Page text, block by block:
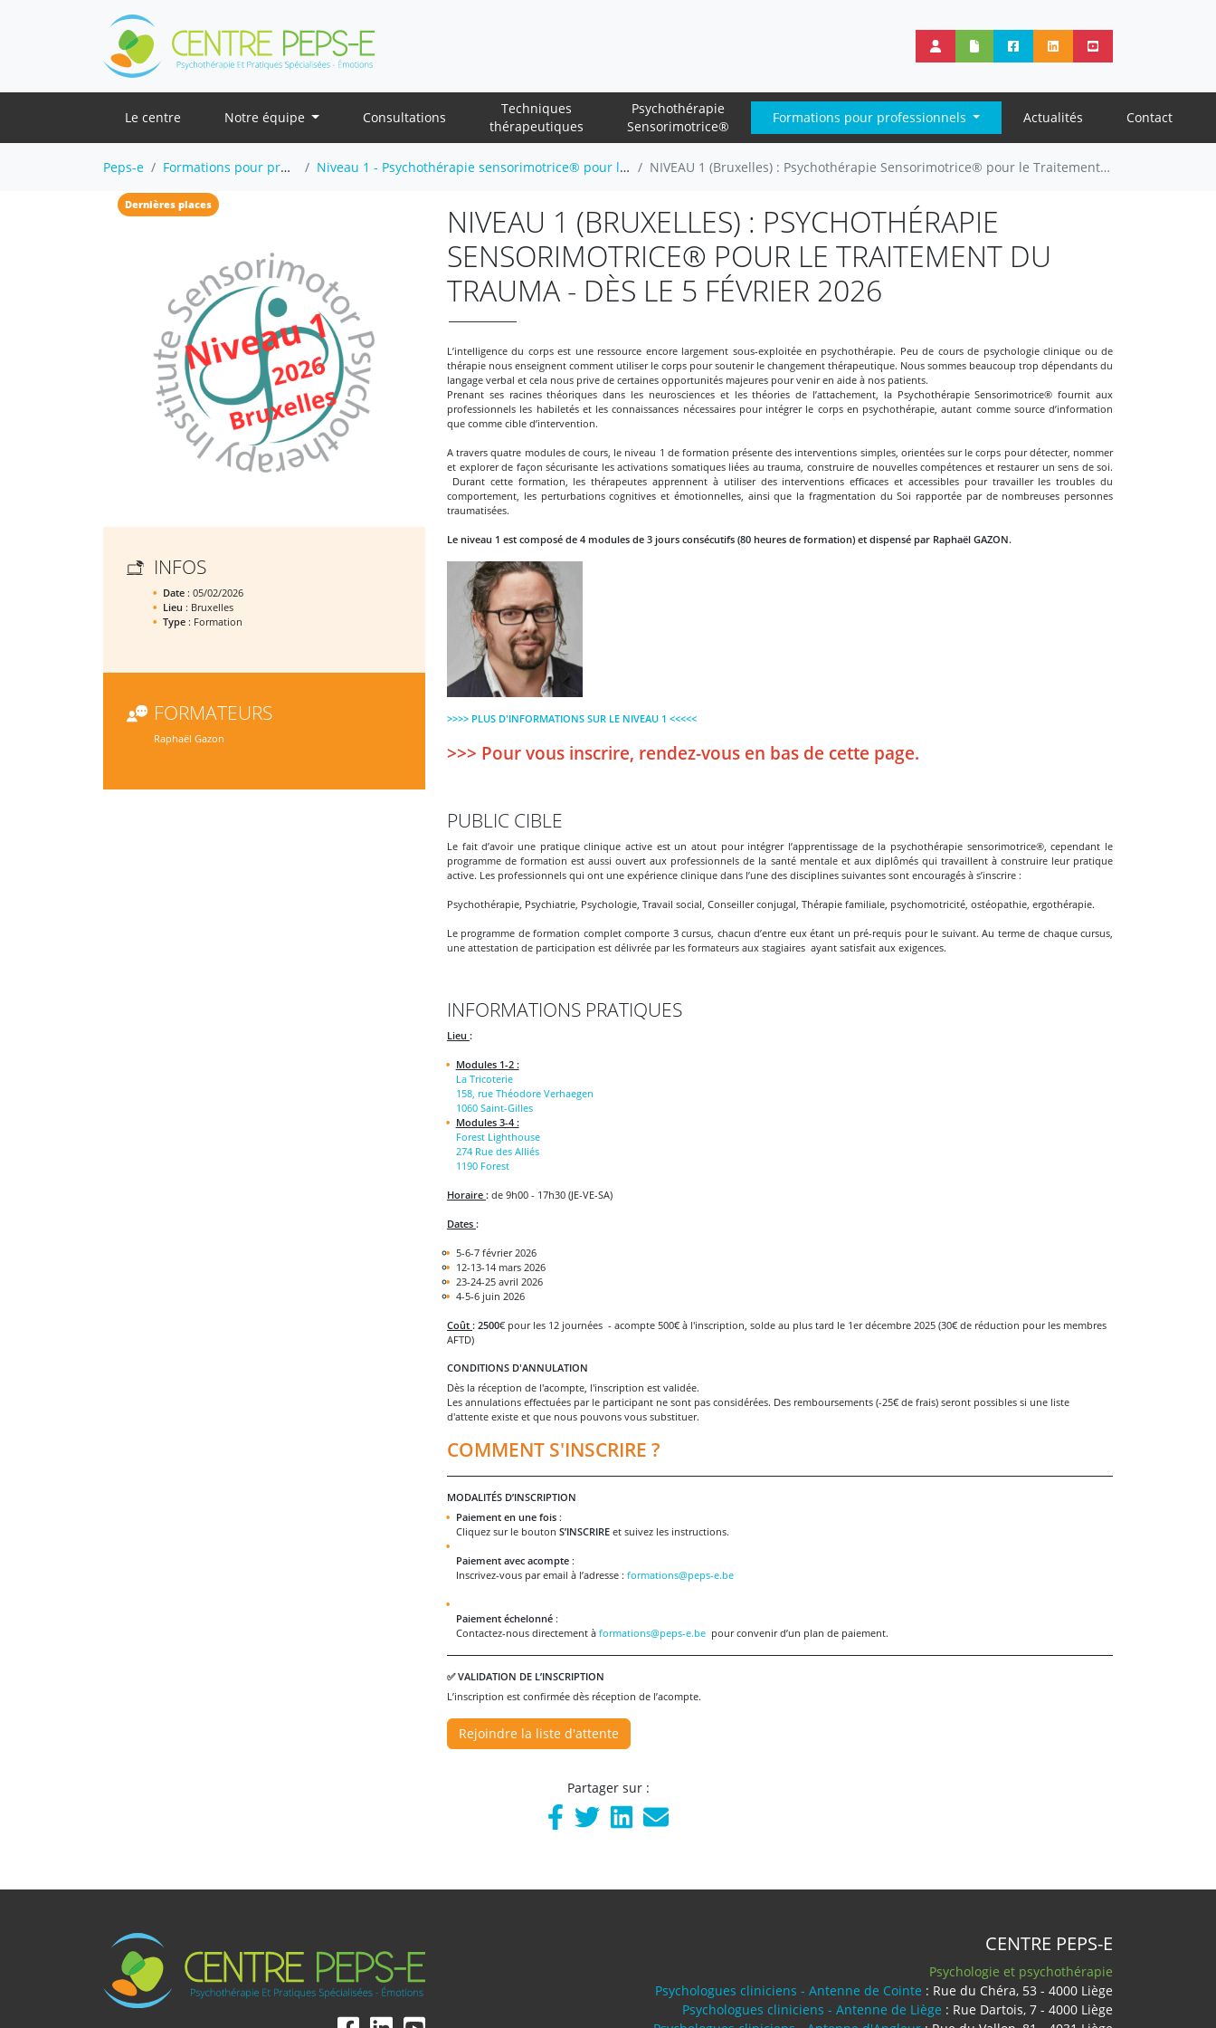
Le centre Notre équipe Consultations
Techniques
thérapeutiques
Psychothérapie
Sensorimotrice®
Formations pour professionnels Actualités Contact
Peps-e Formations pour professionnels Niveau 1 - Psychothérapie sensorimotrice® pour le traitement du trauma NIVEAU 1 (Bruxelles) : Psychothérapie Sensorimotrice® pour le Traitement du Trauma - dès le 5 février 2026
Dernières places
INFOS
Date: 05/02/2026
Lieu : Bruxelles
Type: Formation
FORMATEURS
Raphaël Gazon
NIVEAU 1 (BRUXELLES) : PSYCHOTHÉRAPIE
SENSORIMOTRICE® POUR LE TRAITEMENT DU
TRAUMA - DÈS LE 5 FÉVRIER 2026
L’intelligence du corps est une ressource encore largement sous-exploitée en psychothérapie. Peu de cours de psychologie clinique ou de
thérapie nous enseignent comment utiliser le corps pour soutenir le changement thérapeutique. Nous sommes beaucoup trop dépendants du
langage verbal et cela nous prive de certaines opportunités majeures pour venir en aide à nos patients.
Prenant ses racines théoriques dans les neurosciences et les théories de l’attachement, la Psychothérapie Sensorimotrice® fournit aux
professionnels les habiletés et les connaissances nécessaires pour intégrer le corps en psychothérapie, autant comme source d’information
que comme cible d’intervention.
A travers quatre modules de cours, le niveau 1 de formation présente des interventions simples, orientées sur le corps pour détecter, nommer
et explorer de façon sécurisante les activations somatiques liées au trauma, construire de nouvelles compétences et restaurer un sens de soi.
Durant cette formation, les thérapeutes apprennent à utiliser des interventions efficaces et accessibles pour travailler les troubles du
comportement, les perturbations cognitives et émotionnelles, ainsi que la fragmentation du Soi rapportée par de nombreuses personnes
traumatisées.
Le niveau 1 est composé de 4 modules de 3 jours consécutifs (80 heures de formation) et dispensé par Raphaël GAZON.
>>>> PLUS D'INFORMATIONS SUR LE NIVEAU 1 <<<<<
>>> Pour vous inscrire, rendez-vous en bas de cette page.
PUBLIC CIBLE
Le fait d’avoir une pratique clinique active est un atout pour intégrer l’apprentissage de la psychothérapie sensorimotrice®, cependant le
programme de formation est aussi ouvert aux professionnels de la santé mentale et aux diplômés qui travaillent à construire leur pratique
active. Les professionnels qui ont une expérience clinique dans l’une des disciplines suivantes sont encouragés à s’inscrire :
Psychothérapie, Psychiatrie, Psychologie, Travail social, Conseiller conjugal, Thérapie familiale, psychomotricité, ostéopathie, ergothérapie.
Le programme de formation complet comporte 3 cursus, chacun d’entre eux étant un pré-requis pour le suivant. Au terme de chaque cursus,
une attestation de participation est délivrée par les formateurs aux stagiaires ayant satisfait aux exigences.
INFORMATIONS PRATIQUES
Lieu :
Modules 1-2 :
La Tricoterie
158, rue Théodore Verhaegen
1060 Saint-Gilles
Modules 3-4 :
Forest Lighthouse
274 Rue des Alliés
1190 Forest
Horaire : de 9h00 - 17h30 (JE-VE-SA)
Dates :
5-6-7 février 2026
12-13-14 mars 2026
23-24-25 avril 2026
4-5-6 juin 2026
Coût : 2500€ pour les 12 journées - acompte 500€ à l'inscription, solde au plus tard le 1er décembre 2025 (30€ de réduction pour les membres
AFTD)
CONDITIONS D'ANNULATION
Dès la réception de l'acompte, l'inscription est validée.
Les annulations effectuées par le participant ne sont pas considérées. Des remboursements (-25€ de frais) seront possibles si une liste
d'attente existe et que nous pouvons vous substituer.
COMMENT S'INSCRIRE ?
MODALITÉS D’INSCRIPTION
Paiement en une fois:
Cliquez sur le bouton S’INSCRIREet suivez les instructions.
Paiement avec acompte:
Inscrivez-vous par email à l’adresse : formations@peps-e.be
Paiement échelonné:
Contactez-nous directement à formations@peps-e.be pour convenir d’un plan de paiement.
✅VALIDATION DE L’INSCRIPTION
L’inscription est confirmée dès réception de l’acompte.
Rejoindre la liste d'attente
Partager sur :
CENTRE PEPS-E
Psychologie et psychothérapie
Psychologues cliniciens - Antenne de Cointe : Rue du Chéra, 53 - 4000 Liège
Psychologues cliniciens - Antenne de Liège : Rue Dartois, 7 - 4000 Liège